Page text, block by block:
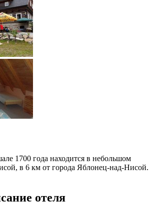
1700 года находится в небольшом
в 6 км от города Яблонец-над-Нисой.
отеля